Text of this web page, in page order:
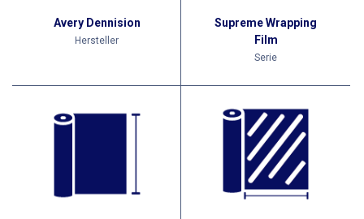
Avery Dennision
Hersteller
Supreme Wrapping
Film
Serie